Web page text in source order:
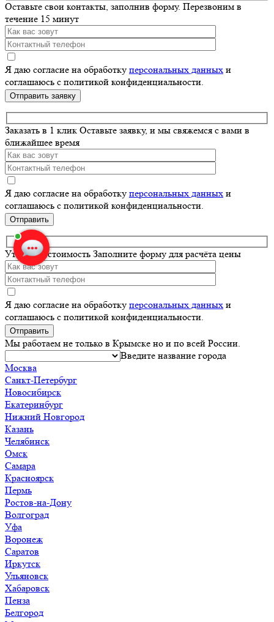
Оставьте свои контакты, заполнив форму. Перезвоним в
течение 15 минут
Я даю согласие на обработку персональных данных и
соглашаюсь с политикой конфиденциальности.
Оставьте
пустым.
Заказать в 1 клик Оставьте заявку, и мы свяжемся с вами в
ближайшее время
Я даю согласие на обработку персональных данных и
соглашаюсь с политикой конфиденциальности.
Оставьте
поле
пустым.
Уточнить стоимость Заполните форму для расчёта цены
Я даю согласие на обработку персональных данных и
соглашаюсь с политикой конфиденциальности.
Оставьте
это
поле
пустым.
Мы работаем не только в Крымске но и по всей России.
Введите название города
Москва
Санкт-Петербург
Новосибирск
Екатеринбург
Нижний Новгород
Казань
Челябинск
Омск
Самара
Красноярск
Пермь
Ростов-на-Дону
Волгоград
Уфа
Воронеж
Саратов
Иркутск
Ульяновск
Хабаровск
Пенза
Белгород